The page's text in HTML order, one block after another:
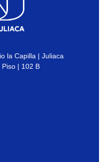
la Capilla | Juliaca
Piso | 102 B